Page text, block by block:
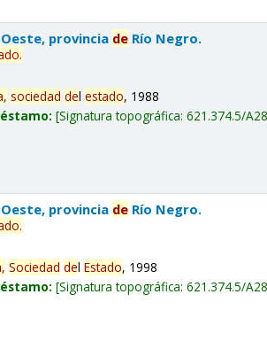
provincia de Río Negro.
.
sociedad delestado, 1988
Signatura topográfica:621.374.5/
provincia de Río Negro.
.
Sociedad delEstado, 1998
Signatura topográfica:621.374.5/